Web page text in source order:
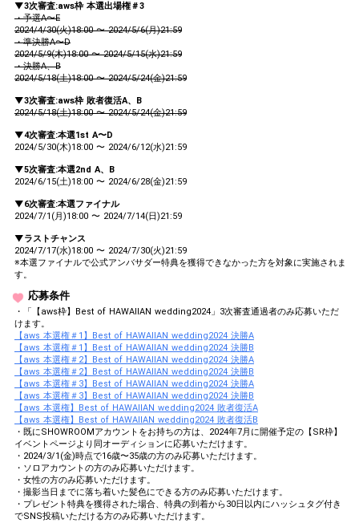
▼3次審査:aws枠 本選出場権＃3
・予選A〜E
2024/4/30(火)18:00 〜 2024/5/6(月)21:59
・準決勝A〜D
2024/5/9(木)18:00 〜 2024/5/15(水)21:59
・決勝A、B
2024/5/18(土)18:00 〜 2024/5/24(金)21:59
▼3次審査:aws枠 敗者復活A、B
2024/5/18(土)18:00 〜 2024/5/24(金)21:59
▼4次審査:本選1st A〜D
2024/5/30(木)18:00 〜 2024/6/12(水)21:59
▼5次審査:本選2nd A、B
2024/6/15(土)18:00 〜 2024/6/28(金)21:59
▼6次審査:本選ファイナル
2024/7/1(月)18:00 〜 2024/7/14(日)21:59
▼ラストチャンス
2024/7/17(水)18:00 〜 2024/7/30(火)21:59
※本選ファイナルで公式アンバサダー特典を獲得できなかった方を対象に実施されま
す。
応募条件
・「【aws枠】Best of HAWAIIAN wedding2024」3次審査通過者のみ応募いただ
けます。
【aws 本選権＃1】Best of HAWAIIAN wedding2024 決勝A
【aws 本選権＃1】Best of HAWAIIAN wedding2024 決勝B
【aws 本選権＃2】Best of HAWAIIAN wedding2024 決勝A
【aws 本選権＃2】Best of HAWAIIAN wedding2024 決勝B
【aws 本選権＃3】Best of HAWAIIAN wedding2024 決勝A
【aws 本選権＃3】Best of HAWAIIAN wedding2024 決勝B
【aws 本選権】Best of HAWAIIAN wedding2024 敗者復活A
【aws 本選権】Best of HAWAIIAN wedding2024 敗者復活B
・既にSHOWROOMアカウントをお持ちの方は、2024年7月に開催予定の【SR枠】
イベントページより同オーディションに応募いただけます。
・2024/3/1(金)時点で16歳〜35歳の方のみ応募いただけます。
・ソロアカウントの方のみ応募いただけます。
・女性の方のみ応募いただけます。
・撮影当日までに落ち着いた髪色にできる方のみ応募いただけます。
・プレゼント特典を獲得された場合、特典の到着から30日以内にハッシュタグ付き
でSNS投稿いただける方のみ応募いただけます。